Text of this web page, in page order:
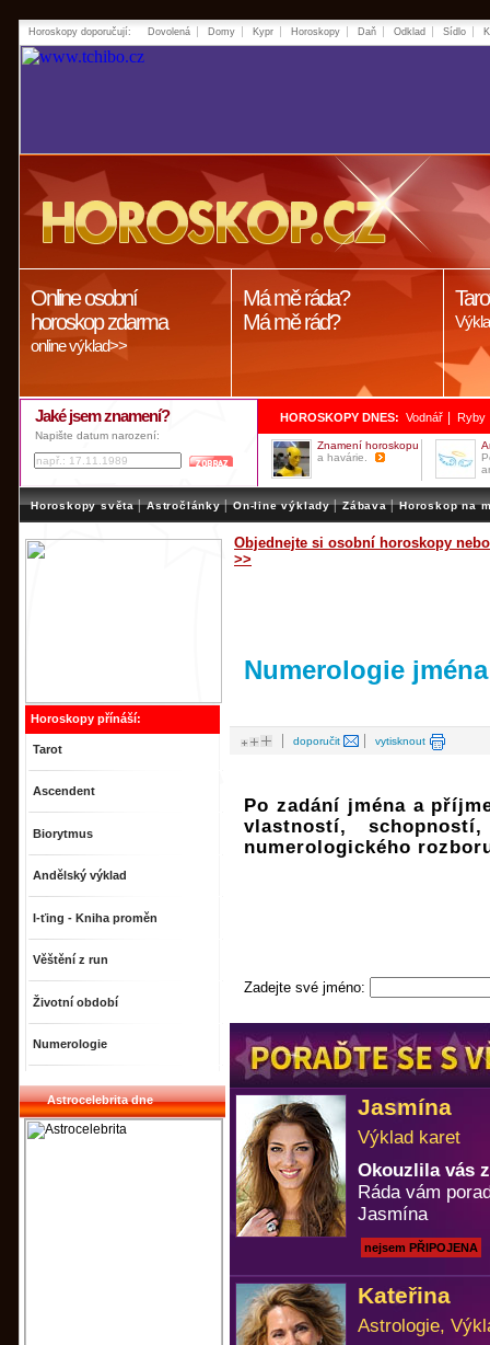
Horoskopy doporučují: Dovolená Domy Kypr Horoskopy Daň Odklad Sídlo
Online osobní
horoskop zdarma
online výklad>>
Má mě ráda?
Má mě rád?
Jaké jsem znamení?
Napište datum narození:
HOROSKOPY DNES: Vodnář Ryby
Znamení horoskopu
a havárie.
Horoskopy světa | Astročlánky | On-line výklady | Zábava | Horoskop na
Horoskopy přínáší:
Tarot
Ascendent
Biorytmus
Andělský výklad
I-ťing - Kniha proměn
Věštění z run
Životní období
Numerologie
Astrocelebrita dne
Objednejte si osobní horoskopy
>>
Numerologie jména
| doporučit | vytisknout
Po zadání jména a
vlastností,
numerologického
Zadejte své jméno:
Jasmína
Výklad karet
Okouzlila vás
Ráda vám
Jasmína
nejsem PŘIPOJENA
Kateřina
Astrologie,